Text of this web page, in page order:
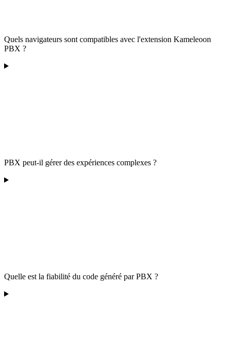
Quels navigateurs sont compatibles avec l'extension Kameleoon
PBX ?
PBX peut-il gérer des expériences complexes ?
Quelle est la fiabilité du code généré par PBX ?